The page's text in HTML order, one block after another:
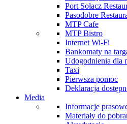
Port Sołacz
Pasodobre
MTP Cafe
MTP Bistro
Internet Wi-Fi
Bankomaty na
Udogodnienia dla
Taxi
Pierwsza pomoc
Deklaracja
Media
Informacje
Materiały do